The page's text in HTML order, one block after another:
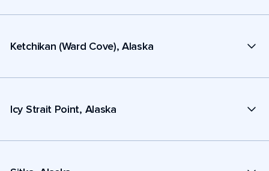
Ketchikan (Ward Cove), Alaska
Icy Strait Point, Alaska